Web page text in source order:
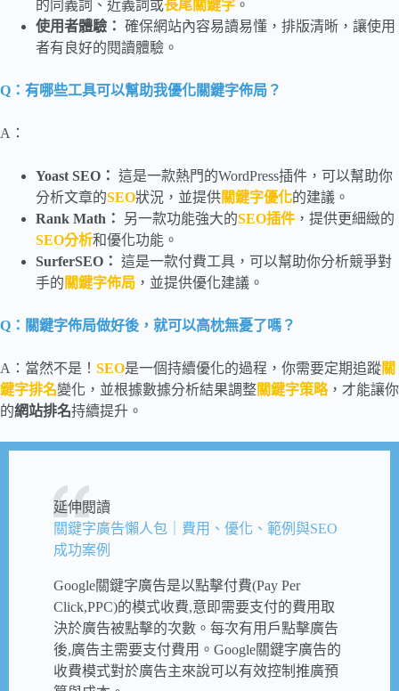
的同義詞、近義詞或長尾關鍵字 。
使用者體驗： 確保網站內容易讀易懂，排版清晰，讓使用
者有良好的閱讀體驗。
Q：有哪些工具可以幫助我優化關鍵字佈局？
A：
Yoast SEO： 這是一款熱門的WordPress插件，可以幫助你
分析文章的SEO狀況，並提供關鍵字優化的建議。
Rank Math：
另一款功能強大的SEO插件 ，提供更細緻的
SEO分析和優化功能。
SurferSEO： 這是一款付費工具，可以幫助你分析競爭對
手的 關鍵字佈局 ，並提供優化建議。
Q：關鍵字佈局做好後，就可以高枕無憂了嗎？
A：當然不是！ SEO是一個持續優化的過程，你需要定期追蹤關
鍵字排名變化，並根據數據分析結果調整關鍵字策略，才能讓你
的網站排名持續提升。
延伸閱讀
關鍵字廣告懶人包｜費用、優化、範例與SEO
成功案例
Google關鍵字廣告是以點擊付費(Pay Per
Click,PPC)的模式收費,意即需要支付的費用取
決於廣告被點擊的次數。每次有用戶點擊廣告
後,廣告主需要支付費用。Google關鍵字廣告的
收費模式對於廣告主來說可以有效控制推廣預